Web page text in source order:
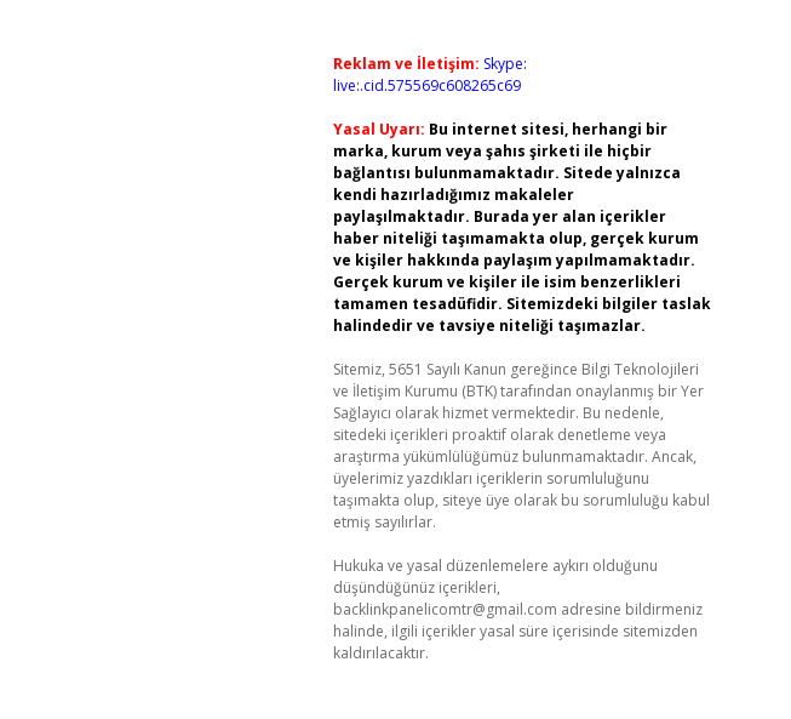
Reklam ve İletişim: Skype:
live:.cid.575569c608265c69
Yasal Uyarı: Bu internet sitesi, herhangi bir
marka, kurum veya şahıs şirketi ile hiçbir
bağlantısı bulunmamaktadır. Sitede yalnızca
kendi hazırladığımız makaleler
paylaşılmaktadır. Burada yer alan içerikler
haber niteliği taşımamakta olup, gerçek kurum
ve kişiler hakkında paylaşım yapılmamaktadır.
Gerçek kurum ve kişiler ile isim benzerlikleri
tamamen tesadüfidir. Sitemizdeki bilgiler taslak
halindedir ve tavsiye niteliği taşımazlar.
Sitemiz, 5651 Sayılı Kanun gereğince Bilgi Teknolojileri
ve İletişim Kurumu (BTK) tarafından onaylanmış bir Yer
Sağlayıcı olarak hizmet vermektedir. Bu nedenle,
sitedeki içerikleri proaktif olarak denetleme veya
araştırma yükümlülüğümüz bulunmamaktadır. Ancak,
üyelerimiz yazdıkları içeriklerin sorumluluğunu
taşımakta olup, siteye üye olarak bu sorumluluğu kabul
etmiş sayılırlar.
Hukuka ve yasal düzenlemelere aykırı olduğunu
düşündüğünüz içerikleri,
backlinkpanelicomtr@gmail.com adresine bildirmeniz
halinde, ilgili içerikler yasal süre içerisinde sitemizden
kaldırılacaktır.